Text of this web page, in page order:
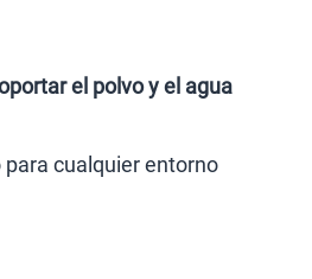
el polvo y el agua
para cualquier entorno